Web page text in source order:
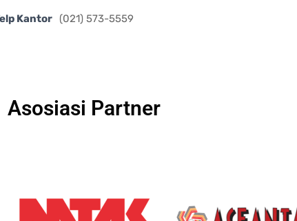
Kantor (021) 573-5559
Asosiasi Partner